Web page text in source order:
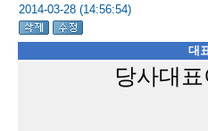
2014-03-28 (14:56:54)
대
당사대